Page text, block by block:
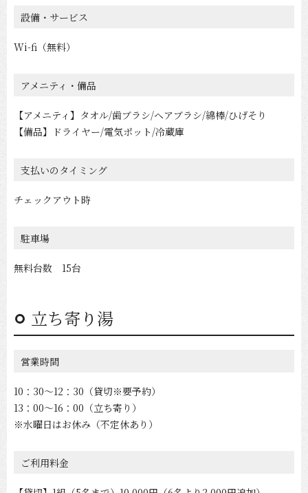
設備・サービス
Wi-fi（無料）
アメニティ・備品
【アメニティ】タオル/歯ブラシ/ヘアブラシ/綿棒/ひげそり
【備品】ドライヤー/電気ポット/冷蔵庫
支払いのタイミング
チェックアウト時
駐車場
無料台数 15台
立ち寄り湯
営業時間
10：30～12：30（貸切※要予約）
13：00～16：00（立ち寄り）
※水曜日はお休み（不定休あり）
ご利用料金